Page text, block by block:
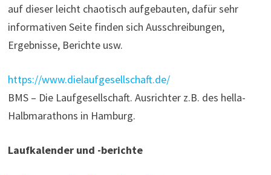
auf dieser leicht chaotisch aufgebauten, dafür sehr
informativen Seite finden sich Ausschreibungen,
Ergebnisse, Berichte usw.
https://www.dielaufgesellschaft.de/
BMS – Die Laufgesellschaft. Ausrichter z.B. des hella-
Halbmarathons in Hamburg.
Laufkalender und -berichte